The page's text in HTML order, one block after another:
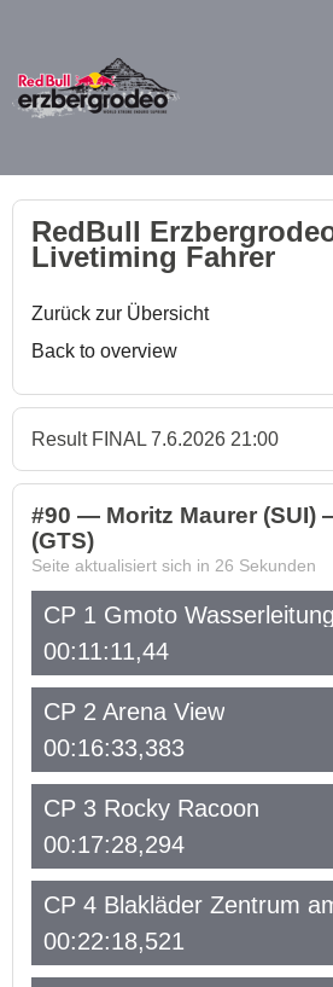
RedBull
Livetiming Fahrer
Zurück zur Übersicht
Back to overview
Result FINAL 7.6.2026 21:00
#90 — Moritz Maurer (SUI)
(GTS)
Seite aktualisiert sich in 26 Sekunden
CP 1 Gmoto Wasserleitung
00:11:11,44
CP 2 Arena View
00:16:33,383
CP 3 Rocky Racoon
00:17:28,294
CP 4 Blakläder Zentrum
00:22:18,521